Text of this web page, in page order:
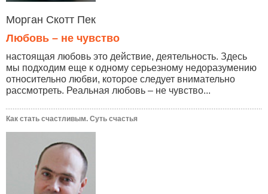
Морган Скотт Пек
Любовь – не чувство
настоящая любовь это действие, деятельность. Здесь
мы подходим еще к одному серьезному недоразумению
относительно любви, которое следует внимательно
рассмотреть. Реальная любовь – не чувство...
Как стать счастливым. Суть счастья